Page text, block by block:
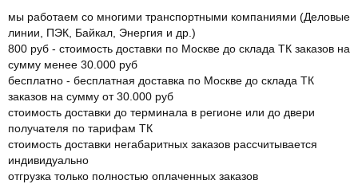
мы работаем со многими транспортными компаниями (Деловые
линии, ПЭК, Байкал, Энергия и др.)
800 руб - стоимость доставки по Москве до склада ТК заказов на
сумму менее 30.000 руб
бесплатно - бесплатная доставка по Москве до склада ТК
заказов на сумму от 30.000 руб
стоимость доставки до терминала в регионе или до двери
получателя по тарифам ТК
стоимость доставки негабаритных заказов рассчитывается
индивидуально
отгрузка только полностью оплаченных заказов